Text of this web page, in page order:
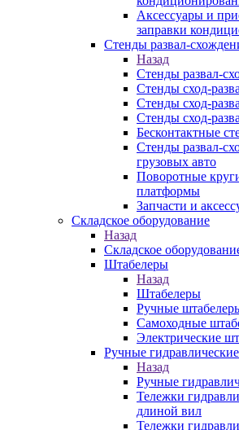
Аксессуары и
заправки
Стенды развал-
Назад
Стенды развал-
Стенды сход-
Стенды сход-
Стенды сход-
Бесконтактные
Стенды развал-
грузовых авто
Поворотные
платформы
Запчасти и
Складское оборудование
Назад
Складское
Штабелеры
Назад
Штабелеры
Ручные
Самоходные
Электрические
Ручные
Назад
Ручные
Тележки
длиной вил
Тележки